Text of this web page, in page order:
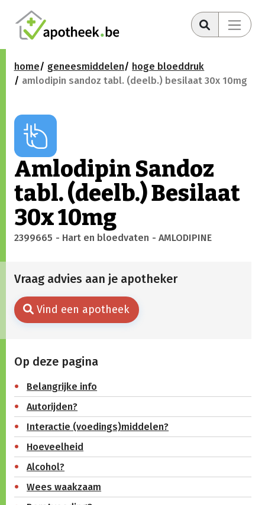
home geneesmiddelen
hoge bloeddruk
amlodipin sandoz tabl. (deelb.) besilaat 30x 10mg
Amlodipin Sandoz
tabl. (deelb.) Besilaat
30x 10mg
2399665 - Hart en bloedvaten - AMLODIPINE
Vraag advies aan je apotheker
Vind een apotheek
Op deze pagina
Belangrijke info
Autorijden?
Interactie (voedings)middelen?
Hoeveelheid
Alcohol?
Wees waakzaam